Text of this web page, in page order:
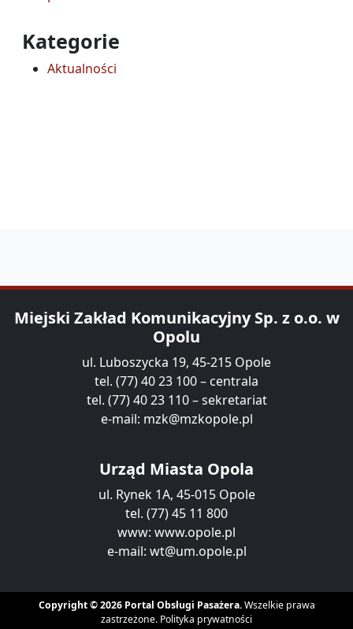
Kategorie
Aktualności
Miejski Zakład Komunikacyjny Sp. z o.o. w
Opolu
ul. Luboszycka 19, 45-215 Opole
tel. (77) 40 23 100 – centrala
tel. (77) 40 23 110 – sekretariat
e-mail: mzk@mzkopole.pl
Urząd Miasta Opola
ul. Rynek 1A, 45-015 Opole
tel. (77) 45 11 800
www: www.opole.pl
e-mail: wt@um.opole.pl
Copyright © 2026 Portal Obsługi Pasażera.Wszelkie prawa
zastrzeżone. Polityka prywatności